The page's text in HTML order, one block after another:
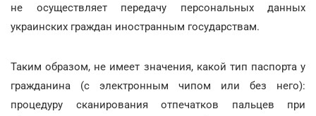
не осуществляет передачу персональных данных
украинских граждан иностранным государствам.
Таким образом, не имеет значения, какой тип паспорта у
гражданина (с электронным чипом или без него):
процедуру сканирования отпечатков пальцев при